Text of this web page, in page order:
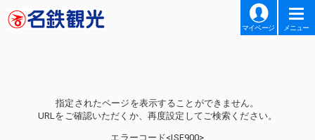
マイページ メニュー
指定されたページを表示することができません。
URLをご確認いただくか、再度設定してご検索ください。
エラーコード<ISE900>